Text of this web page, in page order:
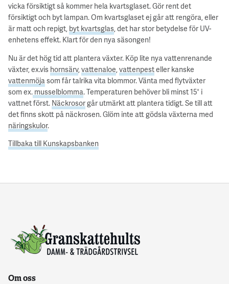
vicka försiktigt så kommer hela kvartsglaset. Gör rent det
försiktigt och byt lampan. Om kvartsglaset ej går att rengöra, eller
är matt och repigt, byt kvartsglas, det har stor betydelse för UV-
enhetens effekt. Klart för den nya säsongen!
Nu är det hög tid att plantera växter. Köp lite nya vattenrenande
växter, ex.vis hornsärv,vattenaloe,vattenpesteller kanske
vattenmöjasom får talrika vita blommor. Vänta med flytväxter
som ex. musselblomma. Temperaturen behöver bli minst 15° i
vattnet först. Näckrosorgår utmärkt att plantera tidigt. Se till att
det finns skott på näckrosen. Glöm inte att gödsla växterna med
näringskulor.
Tillbaka till Kunskapsbanken
Om oss